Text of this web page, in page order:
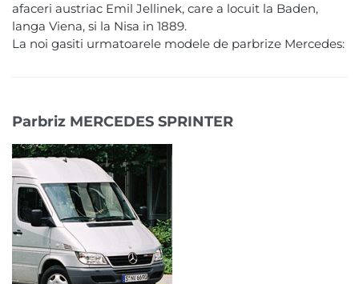
afaceri austriac Emil Jellinek, care a locuit la Baden,
langa Viena, si la Nisa in 1889.
La noi gasiti urmatoarele modele de parbrize Mercedes:
Parbriz MERCEDES SPRINTER